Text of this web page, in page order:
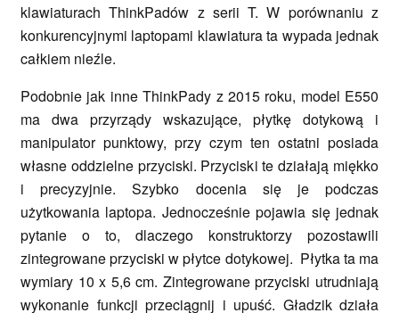
klawiaturach ThinkPadów z serii T. W porównaniu z
konkurencyjnymi laptopami klawiatura ta wypada jednak
całkiem nieźle.
Podobnie jak inne ThinkPady z 2015 roku, model E550
ma dwa przyrządy wskazujące, płytkę dotykową i
manipulator punktowy, przy czym ten ostatni posiada
własne oddzielne przyciski. Przyciski te działają miękko
i precyzyjnie. Szybko docenia się je podczas
użytkowania laptopa. Jednocześnie pojawia się jednak
pytanie o to, dlaczego konstruktorzy pozostawili
zintegrowane przyciski w płytce dotykowej. Płytka ta ma
wymiary 10 x 5,6 cm. Zintegrowane przyciski utrudniają
wykonanie funkcji przeciągnij i upuść. Gładzik działa